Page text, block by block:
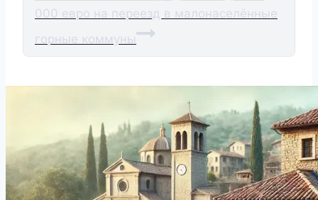
000 евро на переезд в малонаселённые
горные коммуны